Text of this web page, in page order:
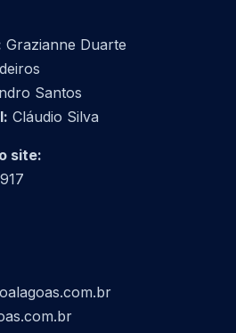
Grazianne Duarte
Santos
Cláudio Silva
site: